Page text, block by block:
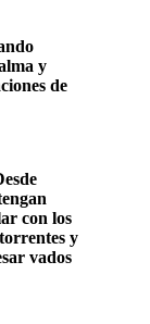
y
de
con los
y
vados